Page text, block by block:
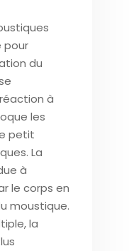
pour
du
à
les
petit
La
à
le corps en
moustique.
la